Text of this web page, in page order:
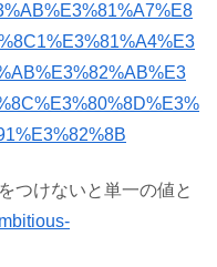
つけないと単一の値と